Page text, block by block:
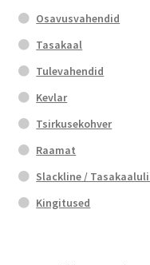
Osavusvahendid
Tasakaal
Tulevahendid
Kevlar
Tsirkusekohver
Raamat
Slackline /
Kingitused